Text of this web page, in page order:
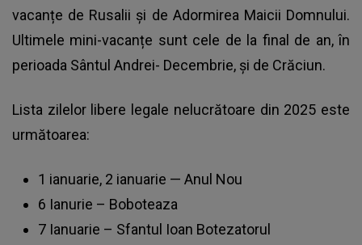
vacanțe de Rusalii și de Adormirea Maicii Domnului.
Ultimele mini-vacanțe sunt cele de la final de an, în
perioada Sântul Andrei- Decembrie, și de Crăciun.
Lista zilelor libere legale nelucrătoare din 2025 este
următoarea:
1 ianuarie, 2 ianuarie — Anul Nou
6 Ianurie – Boboteaza
7 Ianuarie – Sfantul Ioan Botezatorul